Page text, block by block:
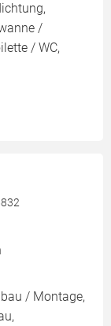
/
/ WC,
/ Montage,